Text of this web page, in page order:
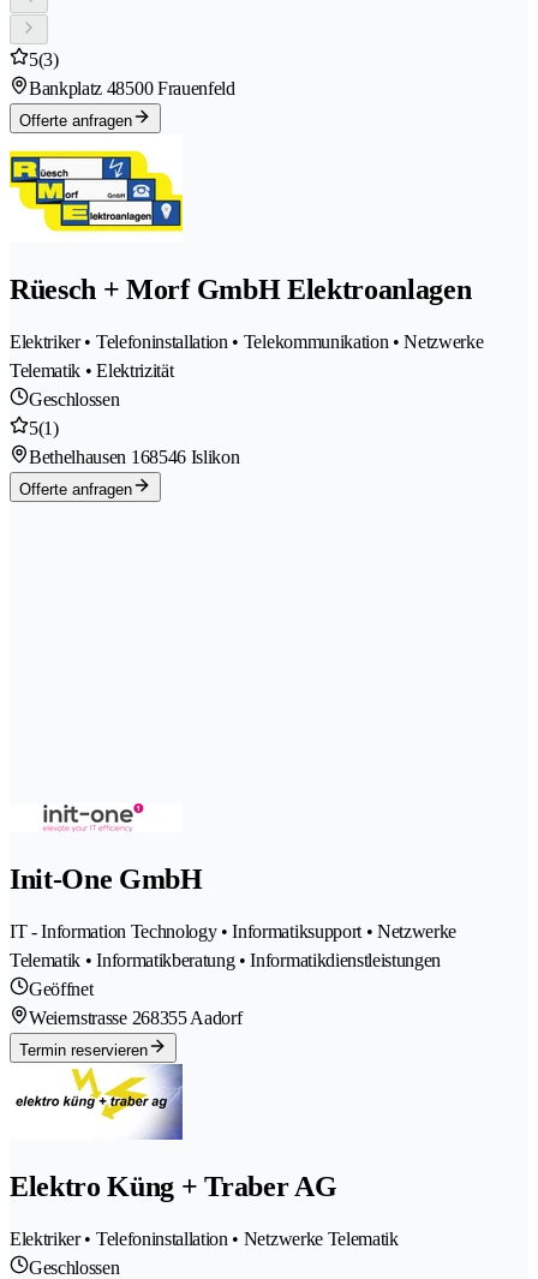
5(3)
Bankplatz 48500 Frauenfeld
Offerte anfragen
Rüesch + Morf GmbH Elektroanlagen
Elektriker • Telefoninstallation • Telekommunikation • Netzwerke
Telematik • Elektrizität
Geschlossen
5(1)
Bethelhausen 168546 Islikon
Offerte anfragen
Init-One GmbH
IT - Information Technology • Informatiksupport • Netzwerke
Telematik • Informatikberatung • Informatikdienstleistungen
Geöffnet
Weiernstrasse 268355 Aadorf
Termin reservieren
Elektro Küng + Traber AG
Elektriker • Telefoninstallation • Netzwerke Telematik
Geschlossen